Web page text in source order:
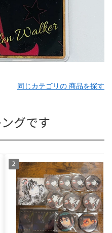
同じカテゴリの 商品を探す
グです